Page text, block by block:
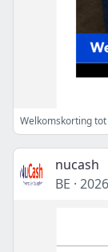
Welkomskorting
nucash
BE ·